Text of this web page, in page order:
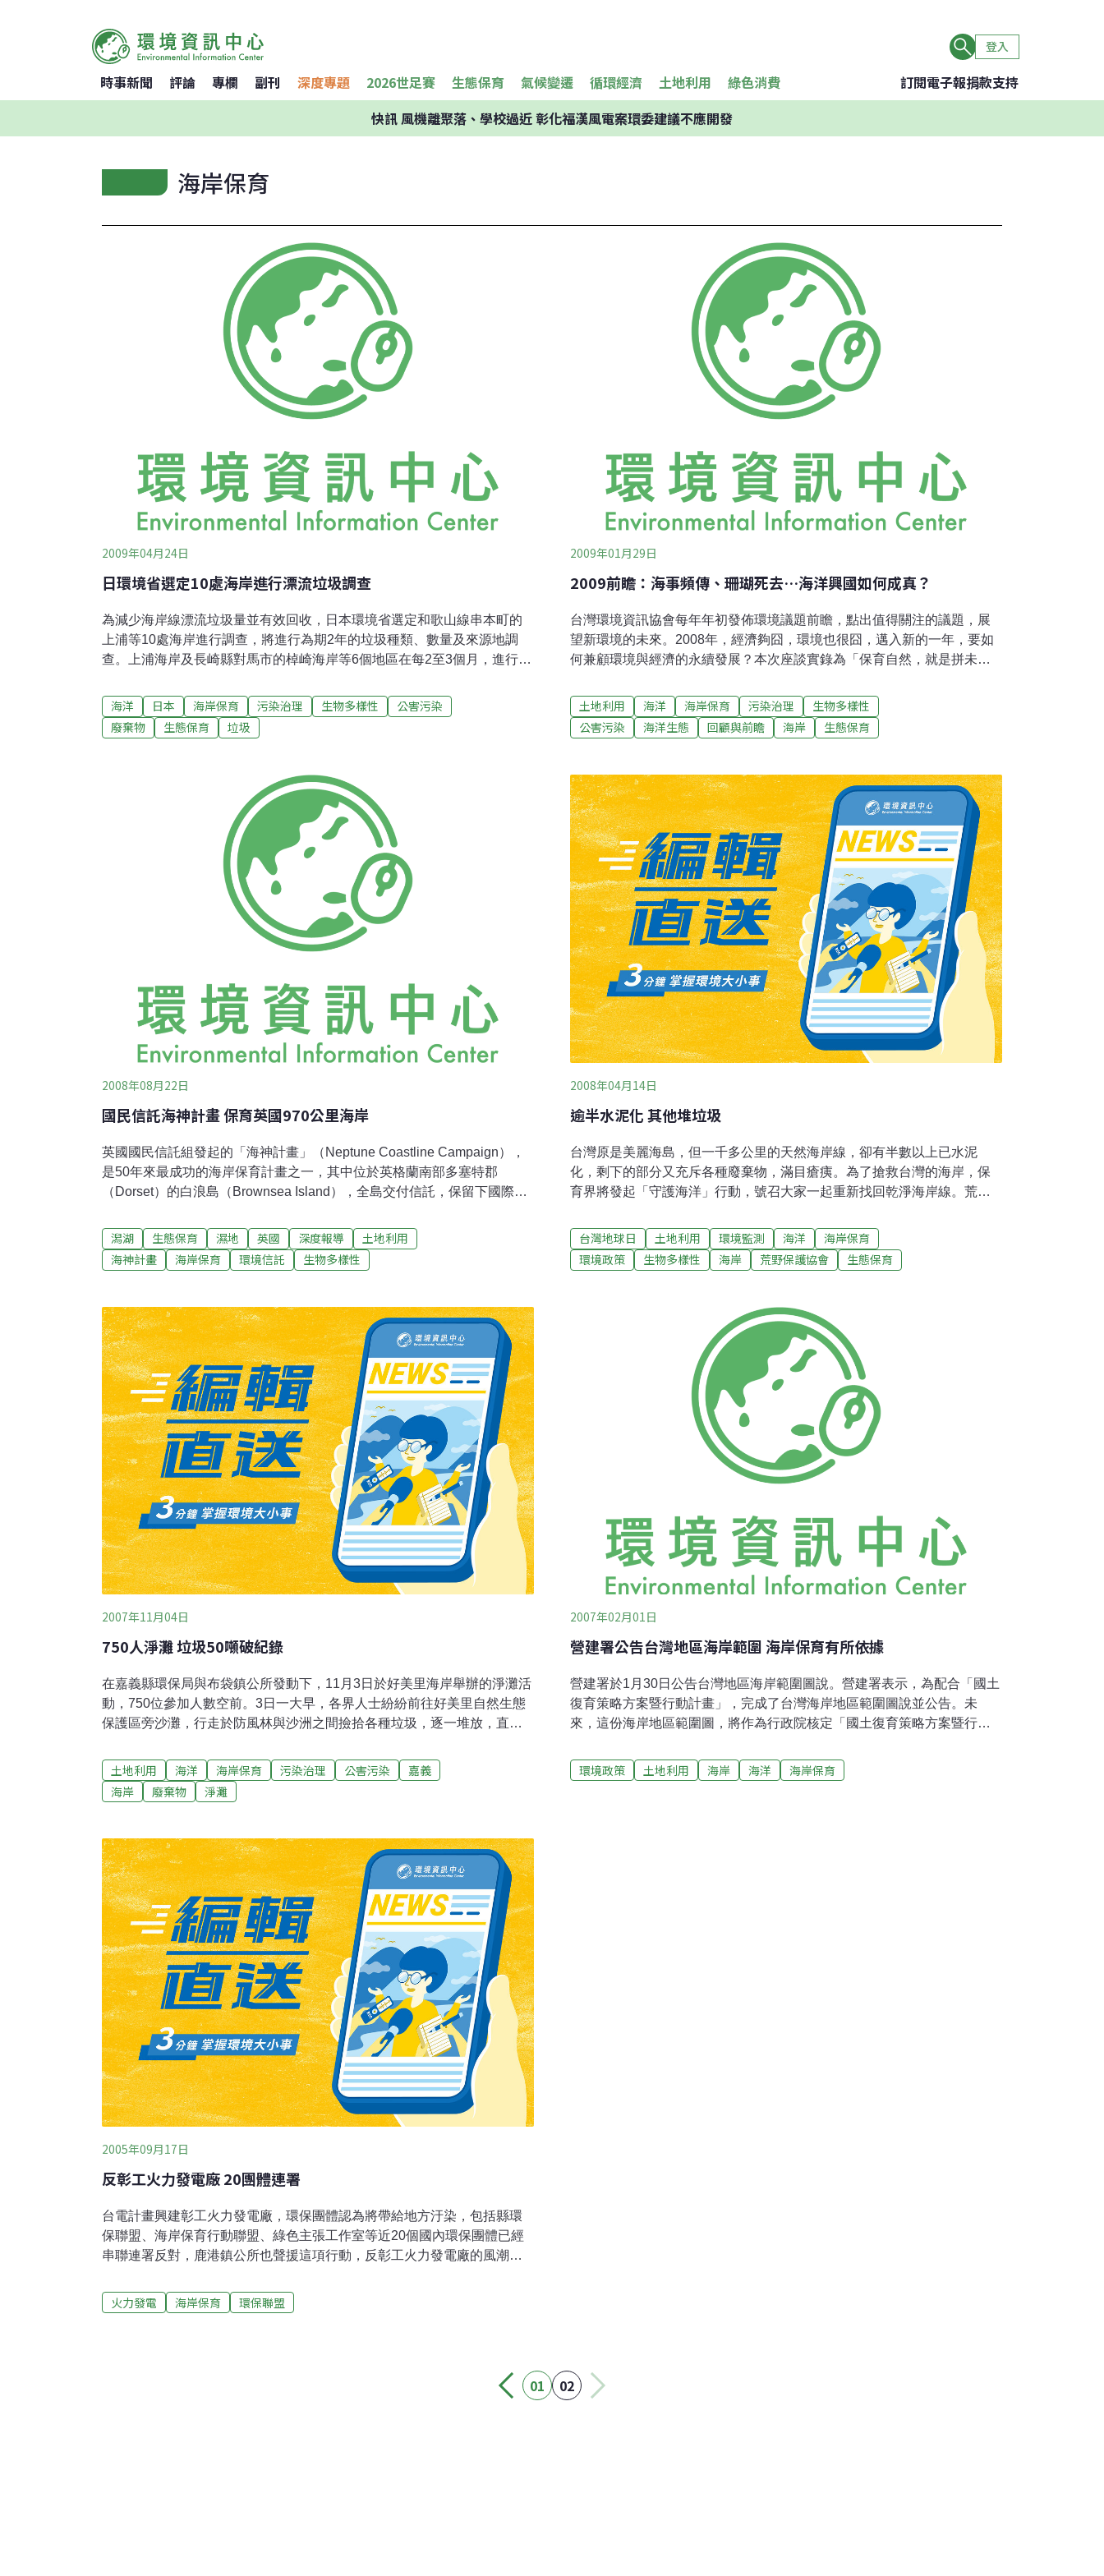
登入
時事新聞 評論 專欄 副刊 深度專題 2026世足賽 生態保育 氣候變遷 循環經濟 土地利用 綠色消費 訂閱電子報捐款支持
快訊風機離聚落、學校過近 彰化福漢風電案環委建議不應開發
海岸保育
2009年04月24日
日環境省選定10處海岸進行漂流垃圾調查
為減少海岸線漂流垃圾量並有效回收，日本環境省選定和歌山線串本町的
上浦等10處海岸進行調查，將進行為期2年的垃圾種類、數量及來源地調
查。上浦海岸及長崎縣對馬市的棹崎海岸等6個地區在每2至3個月，進行週
常發現大量多印有韓文的保麗龍箱，環境省已於今年2月向韓國政府要求提
出適當對策。
海洋 日本 海岸保育 污染治理 生物多樣性
公害污染
廢棄物
生態保育 垃圾
2009年01月29日
2009前瞻：海事頻傳、珊瑚死去…海洋興國如何成真？
台灣環境資訊協會每年年初發佈環境議題前瞻，點出值得關注的議題，展
望新環境的未來。2008年，經濟夠囧，環境也很囧，邁入新的一年，要如
何兼顧環境與經濟的永續發展？本次座談實錄為「保育自然，就是拼未來
洋興國」的海洋政策，上任至今半年多，許多政策正付諸實現，在新的一
年開始之際，海洋專家將來檢視這些政策目前落實狀況，以及今年值得關
注的海洋政策及議題。時間：2009年1月13日上午9:30 地點：台北市NGO
資訊協會理事長)、陳昭倫(中央研究院生物多樣性研究中心副研究員、孫秀
如(台灣環境資訊協會環境信託中心主任)海事連連 台灣海洋政策有問題
土地利用 海洋 海岸保育 污染治理
生物多樣性
公害污染
海洋生態 回顧與前瞻 海岸 生態保育
2008年08月22日
國民信託海神計畫 保育英國970公里海岸
英國國民信託組發起的「海神計畫」（Neptune Coastline Campaign），
是50年來最成功的海岸保育計畫之一，其中位於英格蘭南部多塞特郡
（Dorset）的白浪島（Brownsea Island），全島交付信託，保留下國際級
織正嚴密監測，並積極從事海岸環境教育，號召民眾付諸行動。為更進一
步瞭解海神計畫的精神與實際操作方式，台灣環境資訊協會派員於今年8月
再訪英國國民信託位於斯溫登（Swindon）的總部，並實際走訪白浪島，
岸難奏功海神計畫自1965年開始至今已43年，是20世紀全球最成功的保育
計畫之一。目前該計畫擁有約佔英格蘭、威爾斯及北愛爾蘭海岸線的十分
之一，長度超過970公里。該計畫主要負責人戴可（Phil Dyke）表示，海
神計畫雖然成功保育了
潟湖 生態保育 濕地 英國 深度報導
土地利用
海神計畫
海岸保育 環境信託 生物多樣性
2008年04月14日
逾半水泥化 其他堆垃圾
台灣原是美麗海島，但一千多公里的天然海岸線，卻有半數以上已水泥
化，剩下的部分又充斥各種廢棄物，滿目瘡痍。為了搶救台灣的海岸，保
育界將發起「守護海洋」行動，號召大家一起重新找回乾淨海岸線。荒野
成的珊瑚礁和藻礁，還有細緻美麗的白砂和貝殼砂，以及變化詭譎的岩岸
和豐富潮間帶。但過度開發帶來惡果，根據營建署最新的海岸線調查顯
示，全台長達1024公里的海岸線，因為築海堤、開漁港，海岸線被大規模
生態和棲地也大受影響。僅存的天然海岸線，還不到42%，長約409公里，
卻也常常滿佈髒亂。長期監測海岸廢棄物的台南社大助理晁瑞光說，海邊
遊憩的民眾隨手亂扔垃圾，周邊餐廳、商家打造的「海鮮文化」，也常把
不要的廢物、廢水排放到大海，還有河川上游一路流下來的各種廢棄物，
都嚴重污染海岸和海洋
台灣地球日 土地利用 環境監測 海洋
海岸保育
環境政策
生物多樣性 海岸 荒野保護協會 生態保育
2007年11月04日
750人淨灘 垃圾50噸破紀錄
在嘉義縣環保局與布袋鎮公所發動下，11月3日於好美里海岸舉辦的淨灘活
動，750位參加人數空前。3日一大早，各界人士紛紛前往好美里自然生態
保護區旁沙灘，行走於防風林與沙洲之間撿拾各種垃圾，逐一堆放，直到
節的淨灘活動。這些垃圾主要為漂流木與竹竿，大多數是前幾次颱風過境
時，因山區豪雨，洪水從上游所帶來，有一些則是沿海養殖蚵架被颱風吹
散而沖刷到好美里沙灘。林榮和指出，海岸是生命之母，但長期被人棄置
維護工作，但垃圾一直清不完，因此決定以加強處罰方式，由縣警察局及
各分局配合，將非法傾倒垃圾者依廢棄物清理法處罰。
土地利用 海洋 海岸保育 污染治理 公害污染
嘉義
海岸
廢棄物 淨灘
2007年02月01日
營建署公告台灣地區海岸範圍 海岸保育有所依據
營建署於1月30日公告台灣地區海岸範圍圖說。營建署表示，為配合「國土
復育策略方案暨行動計畫」，完成了台灣海岸地區範圍圖說並公告。未
來，這份海岸地區範圍圖，將作為行政院核定「國土復育策略方案暨行動
公有土地處分之依據。2005年，營建署委託辦理了「整體海岸管理計畫及
其配套措施之研擬」研究計畫，重新檢討劃設海岸地區範圍（比例尺
環境政策 土地利用 海岸 海洋 海岸保育
2005年09月17日
反彰工火力發電廠 20團體連署
台電計畫興建彰工火力發電廠，環保團體認為將帶給地方汙染，包括縣環
保聯盟、海岸保育行動聯盟、綠色主張工作室等近20個國內環保團體已經
串聯連署反對，鹿港鎮公所也聲援這項行動，反彰工火力發電廠的風潮，
火力發電 海岸保育 環保聯盟
01 02